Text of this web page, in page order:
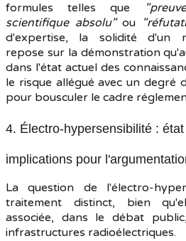
formules telles que
scientifique absolu"ou
d'expertise, la solidité d'un
repose sur la démonstration
dans l'état actuel des
le risque allégué avec un degré
pour bousculer le cadre
4. Électro-hypersensibilité :
implications pour
La question de l'électro-
traitement distinct, bien
associée, dans le débat
infrastructures radioélectriques.